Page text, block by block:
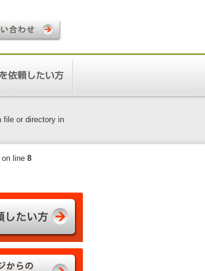
file or directory in
line 8